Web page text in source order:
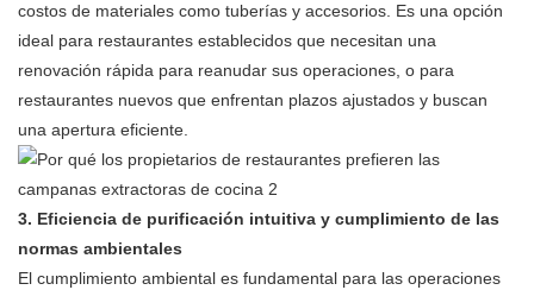
costos de materiales como tuberías y accesorios. Es una opción
ideal para restaurantes establecidos que necesitan una
renovación rápida para reanudar sus operaciones, o para
restaurantes nuevos que enfrentan plazos ajustados y buscan
una apertura eficiente.
3. Eficiencia de purificación intuitiva y cumplimiento de las
normas ambientales
El cumplimiento ambiental es fundamental para las operaciones